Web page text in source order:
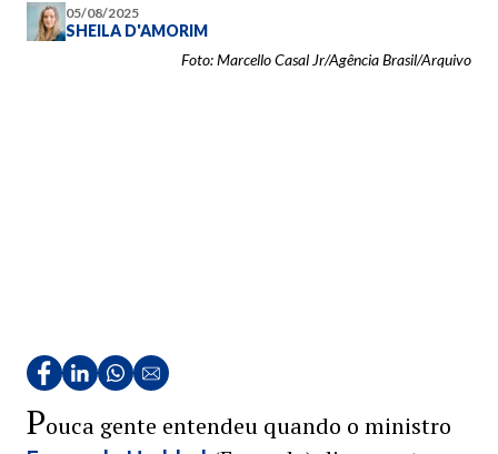
05/08/2025
SHEILA D'AMORIM
Foto: Marcello Casal Jr/Agência Brasil/Arquivo
Pouca gente entendeu quando o ministro